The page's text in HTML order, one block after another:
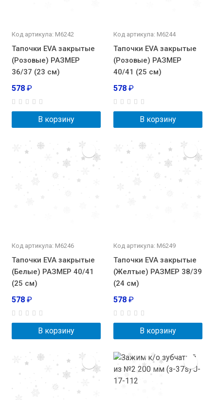
Код артикула: М6242
Тапочки EVA закрытые
(Розовые) РАЗМЕР
36/37 (23 см)
578 ₽
В корзину
Код артикула: М6244
Тапочки EVA закрытые
(Розовые) РАЗМЕР
40/41 (25 см)
578 ₽
В корзину
Код артикула: М6246
Тапочки EVA закрытые
(Белые) РАЗМЕР 40/41
(25 см)
578 ₽
В корзину
Код артикула: М6249
Тапочки EVA закрытые
(Желтые) РАЗМЕР 38/39
(24 см)
578 ₽
В корзину